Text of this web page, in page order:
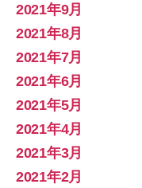
2021年9月
2021年8月
2021年7月
2021年6月
2021年5月
2021年4月
2021年3月
2021年2月